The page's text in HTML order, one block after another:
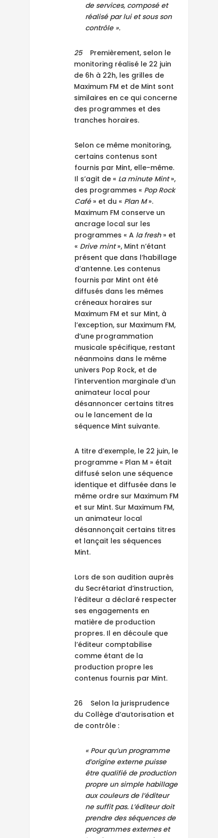
de services, composé et
réalisé par lui et sous son
contrôle ».
25 Premièrement, selon le
monitoring réalisé le 22 juin
de 6h à 22h, les grilles de
Maximum FM et de Mint sont
similaires en ce qui concerne
des programmes et des
tranches horaires.
Selon ce même monitoring,
certains contenus sont
fournis par Mint, elle-même.
Il s’agit de « La minute Mint»,
des programmes « Pop Rock
Café» et du « Plan M».
Maximum FM conserve un
ancrage local sur les
programmes « Ala fresh» et
« Drive mint», Mint n’étant
présent que dans l’habillage
d’antenne. Les contenus
fournis par Mint ont été
diffusés dans les mêmes
créneaux horaires sur
Maximum FM et sur Mint, à
l’exception, sur Maximum FM,
d’une programmation
musicale spécifique, restant
néanmoins dans le même
univers Pop Rock, et de
l’intervention marginale d’un
animateur local pour
désannoncer certains titres
ou le lancement de la
séquence Mint suivante.
A titre d’exemple, le 22 juin, le
programme « Plan M » était
diffusé selon une séquence
identique et diffusée dans le
même ordre sur Maximum FM
et sur Mint. Sur Maximum FM,
un animateur local
désannonçait certains titres
et lançait les séquences
Mint.
Lors de son audition auprès
du Secrétariat d’instruction,
l’éditeur a déclaré respecter
ses engagements en
matière de production
propres. Il en découle que
l’éditeur comptabilise
comme étant de la
production propre les
contenus fournis par Mint.
26 Selon la jurisprudence
du Collège d’autorisation et
de contrôle :
« Pour qu’un programme
d’origine externe puisse
être qualifié de production
propre un simple habillage
aux couleurs de l’éditeur
ne suffit pas. L’éditeur doit
prendre des séquences de
programmes externes et